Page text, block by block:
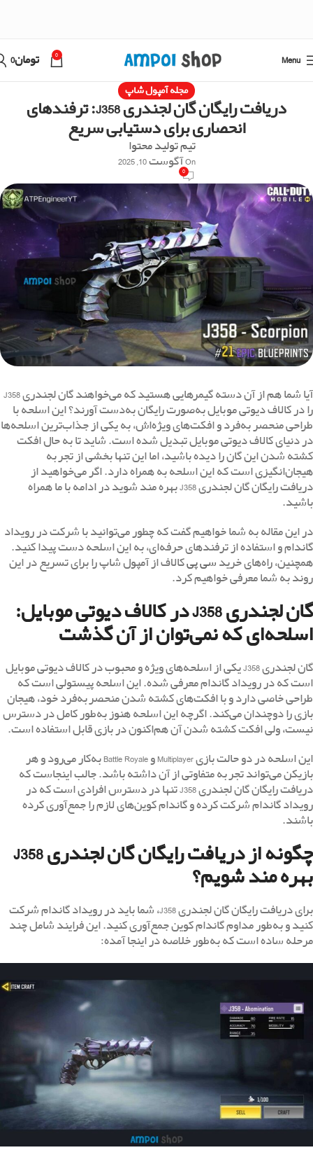
Menu
0 تومان0
مجله آمپول شاپ
دریافت رایگان گان لجندری J358: ترفندهای
انحصاری برای دستیابی سریع
تیم تولید محتوا
On آگوست 10, 2025
0
آیا شما هم از آن دسته گیمرهایی هستید که می‌خواهند گان لجندری J358
را در کالاف دیوتی موبایل به‌صورت رایگان به‌دست آورند؟ این اسلحه با
طراحی منحصر به‌فرد و افکت‌های ویژه‌اش، به یکی از جذاب‌ترین اسلحه‌ها
در دنیای کالاف دیوتی موبایل تبدیل شده است. شاید تا به حال افکت
کشته شدن این گان را دیده باشید، اما این تنها بخشی از تجربه
هیجان‌انگیزی است که این اسلحه به همراه دارد. اگر می‌خواهید از
دریافت رایگان گان لجندری J358 بهره مند شوید در ادامه با ما همراه
باشید.
در این مقاله به شما خواهیم گفت که چطور می‌توانید با شرکت در رویداد
گاندام و استفاده از ترفندهای حرفه‌ای، به این اسلحه دست پیدا کنید.
همچنین، راه‌های خریدسی پیکالاف از آمپول شاپ را برای تسریع در این
روند به شما معرفی خواهیم کرد.
گان لجندری J358 در کالاف دیوتی موبایل:
اسلحه‌ای که نمی‌توان از آن گذشت
گان لجندری J358 یکی از اسلحه‌های ویژه و محبوب در کالاف دیوتی موبایل
است که در رویداد گاندام معرفی شده. این اسلحه پیستولی است که
طراحی خاصی دارد و با افکت‌های کشته شدن منحصربه‌فرد خود، هیجان
بازی را دوچندان می‌کند. اگرچه این اسلحه هنوز به‌طور کامل در دسترس
نیست، ولی افکت کشته شدن آن هم‌اکنون در بازی قابل استفاده است.
این اسلحه در دو حالت بازی Multiplayer و Battle Royale به‌کار می‌رود و هر
بازیکن می‌تواند تجربه متفاوتی از آن داشته باشد. جالب اینجاست که
دریافت رایگان گان لجندری J358 تنها در دسترس افرادی است که در
رویداد گاندام شرکت کرده و گاندام کوین‌های لازم را جمع‌آوری کرده
باشند.
چگونه از دریافت رایگان گان لجندری J358
بهره مند شویم؟
برای دریافت رایگان گان لجندری J358، شما باید در رویداد گاندام شرکت
کنید و به‌طور مداوم گاندام کوین جمع‌آوری کنید. این فرایند شامل چند
مرحله ساده است که به‌طور خلاصه در اینجا آمده: